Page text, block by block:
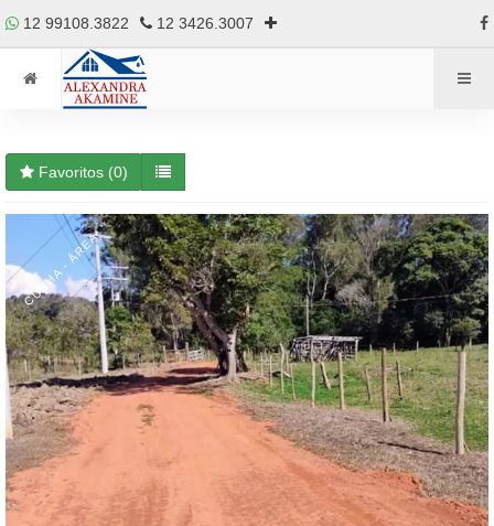
12 99108.3822 12 3426.3007
Favoritos (0)
CUNHA - ÁREA